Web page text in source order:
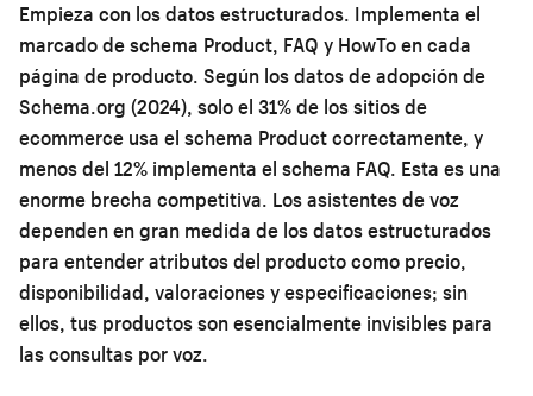
Empieza con los datos estructurados. Implementa el
marcado de schema Product, FAQ y HowTo en cada
página de producto. Según los datos de adopción de
Schema.org (2024), solo el 31% de los sitios de
ecommerce usa el schema Product correctamente, y
menos del 12% implementa el schema FAQ. Esta es una
enorme brecha competitiva. Los asistentes de voz
dependen en gran medida de los datos estructurados
para entender atributos del producto como precio,
disponibilidad, valoraciones y especificaciones; sin
ellos, tus productos son esencialmente invisibles para
las consultas por voz.